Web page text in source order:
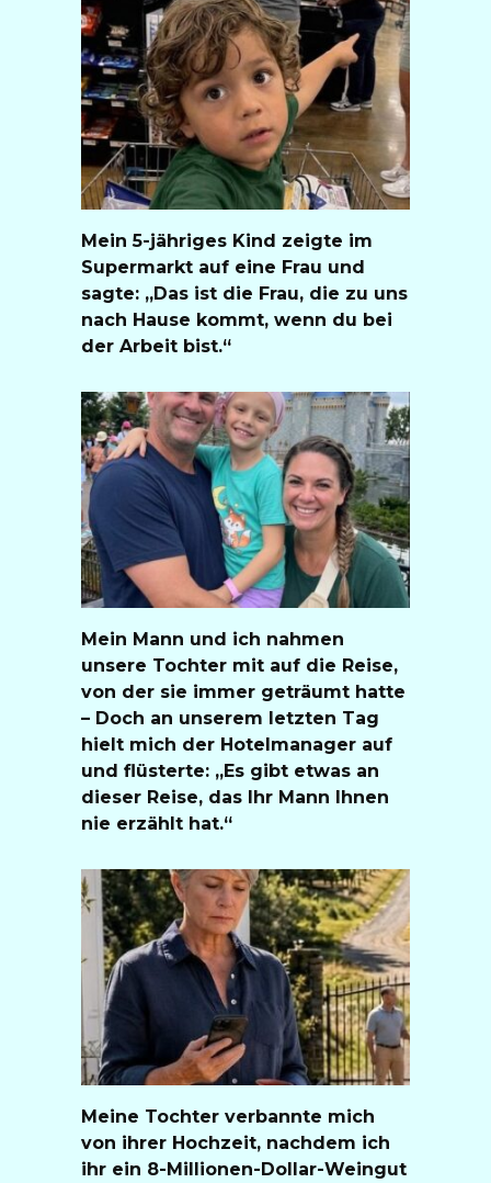
Mein 5-jähriges Kind zeigte im
Supermarkt auf eine Frau und
sagte: „Das ist die Frau, die zu uns
nach Hause kommt, wenn du bei
der Arbeit bist.“
Mein Mann und ich nahmen
unsere Tochter mit auf die Reise,
von der sie immer geträumt hatte
– Doch an unserem letzten Tag
hielt mich der Hotelmanager auf
und flüsterte: „Es gibt etwas an
dieser Reise, das Ihr Mann Ihnen
nie erzählt hat.“
Meine Tochter verbannte mich
von ihrer Hochzeit, nachdem ich
ihr ein 8-Millionen-Dollar-Weingut